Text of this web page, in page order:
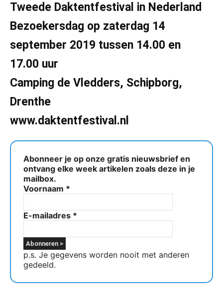
Tweede Daktentfestival in Nederland
Bezoekersdag op zaterdag 14
september 2019 tussen 14.00 en
17.00 uur
Camping de Vledders, Schipborg,
Drenthe
www.daktentfestival.nl
Abonneer je op onze gratis nieuwsbrief en
ontvang elke week artikelen zoals deze in je
mailbox.
Voornaam *
E-mailadres *
p.s. Je gegevens worden nooit met anderen
gedeeld.